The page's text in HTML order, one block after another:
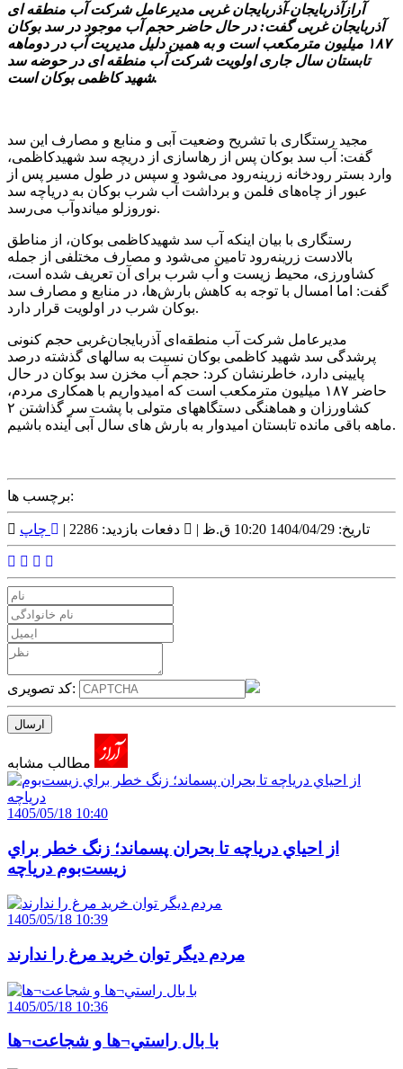
آرازآذربایجان-آذربایجان غربی مدیرعامل شرکت آب منطقه ای
آذربایجان غربی گفت: در حال حاضر حجم آب موجود در سد بوکان
۱۸۷ میلیون مترمکعب است و به همین دلیل مدیریت آب در دوماهه
تابستان سال جاری اولویت شرکت آب منطقه ای در حوضه سد
شهید کاظمی بوکان است.
مجید رستگاری با تشریح وضعیت آبی و منابع و مصارف این سد
گفت: آب سد بوکان پس از رهاسازی از دریچه سد شهیدکاظمی،
وارد بستر رودخانه زرینه‌رود می‌شود و سپس در طول مسیر پس از
عبور از چاه‌های فلمن و برداشت آب شرب بوکان به دریاچه سد
نوروزلو میاندوآب می‌رسد.
رستگاری با بیان اینکه آب سد شهیدکاظمی بوکان، از مناطق
بالادست زرینه‌رود تامین می‌شود و مصارف مختلفی از جمله
کشاورزی، محیط زیست و آب شرب برای آن تعریف شده است،
گفت: اما امسال با توجه به کاهش بارش‌ها، در منابع و مصارف سد
بوکان شرب در اولویت قرار دارد.
مدیرعامل شرکت آب منطقه‌ای آذربایجان‌غربی حجم کنونی
پرشدگی سد شهید کاظمی بوکان نسبت به سالهای گذشته درصد
پایینی دارد، خاطرنشان کرد: حجم آب مخزن سد بوکان در حال
حاضر ۱۸۷ میلیون مترمکعب است که امیدواریم با همکاری مردم،
کشاورزان و هماهنگی دستگاههای متولی با پشت سر گذاشتن ۲
ماهه باقی مانده تابستان امیدوار به بارش های سال آبی آینده باشیم.
برچسب ها:
تاریخ: 1404/04/29 10:20 ق.ظ | دفعات بازدید: 2286 | چاپ
کد تصویری:
1405/05/18 10:40
از احياي درياچه تا بحران پسماند؛ زنگ خطر براي
زيست‌بوم درياچه
1405/05/18 10:39
مردم ديگر توان خريد مرغ را ندارند
1405/05/18 10:36
با بال راستي¬ها و شجاعت¬ها